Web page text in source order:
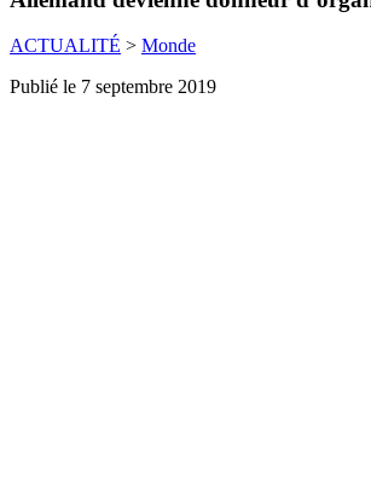
ACTUALITÉ > Monde
Publié le 7 septembre 2019